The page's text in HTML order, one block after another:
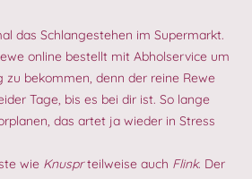
das Schlangestehen im Supermarkt.
online bestellt mit Abholservice um
zu bekommen, denn der reine Rewe
Tage, bis es bei dir ist. So lange
das artet ja wieder in Stress
wie Knusprteilweise auch Flink. Der